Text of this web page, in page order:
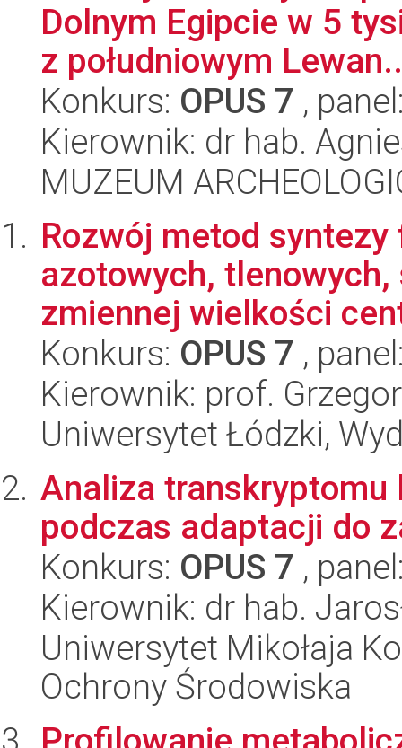
Dolnym Egipcie w 5
z południowym
Konkurs: OPUS 7 ,
Kierownik: dr hab.
MUZEUM
Rozwój metod
azotowych,
zmiennej wielkości
Konkurs: OPUS 7 ,
Kierownik: prof.
Uniwersytet Łódzki,
Analiza
podczas adaptacji do
Konkurs: OPUS 7 ,
Kierownik: dr hab.
Uniwersytet Mikołaja
Ochrony Środowiska